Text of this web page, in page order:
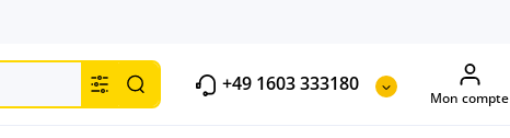
+49 1603 333180
Mon compte